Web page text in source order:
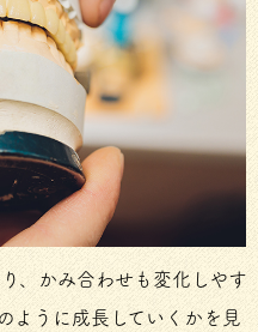
、かみ合わせも変化しやす
ように成長していくかを見